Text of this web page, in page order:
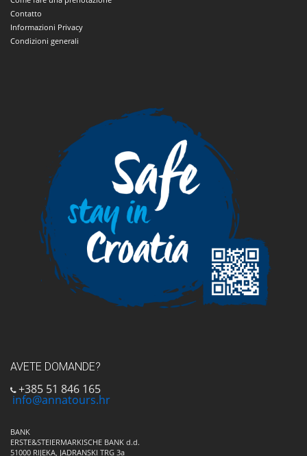
Contatto
Informazioni Privacy
Condizioni generali
AVETE DOMANDE?
+385 51 846 165
info@annatours.hr
BANK
ERSTE&STEIERMARKISCHE BANK d.d.
51000 RIJEKA, JADRANSKI TRG 3a